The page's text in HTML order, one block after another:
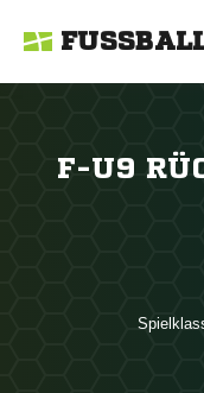
F-U9